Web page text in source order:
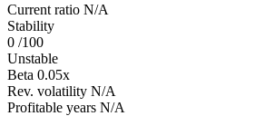
Current ratio N/A
Stability
0 /100
Unstable
Beta 0.05x
Rev. volatility N/A
Profitable years N/A